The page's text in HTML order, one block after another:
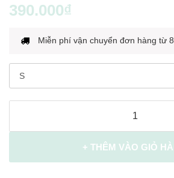
390.000₫
Miễn phí vận chuyển đơn hàng từ
+ THÊM VÀO GIỎ